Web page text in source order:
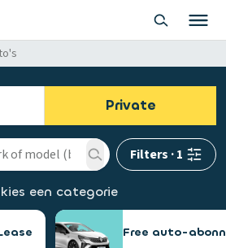
Private
Filters ·1
een categorie
Free auto-